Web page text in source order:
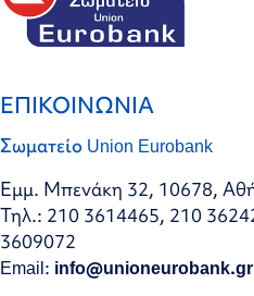
ΕΠΙΚΟΙΝΩΝΙΑ
Σωματείο Union Eurobank
Εμμ. Μπενάκη 32, 10678,
Τηλ.: 210 3614465, 210
3609072
Email: info@unioneurobank.gr